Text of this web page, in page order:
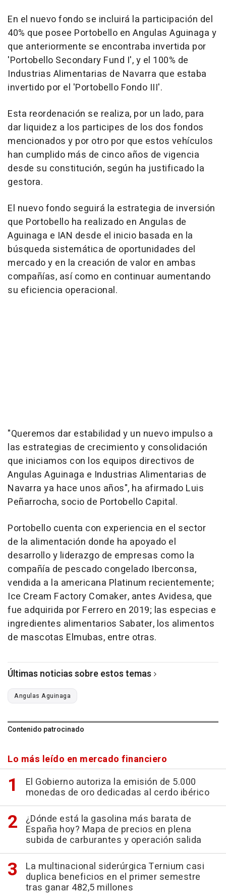
En el nuevo fondo se incluirá la participación del
40% que posee Portobello en Angulas Aguinaga y
que anteriormente se encontraba invertida por
'Portobello Secondary Fund I', y el 100% de
Industrias Alimentarias de Navarra que estaba
invertido por el 'Portobello Fondo III'.
Esta reordenación se realiza, por un lado, para
dar liquidez a los participes de los dos fondos
mencionados y por otro por que estos vehículos
han cumplido más de cinco años de vigencia
desde su constitución, según ha justificado la
gestora.
El nuevo fondo seguirá la estrategia de inversión
que Portobello ha realizado en Angulas de
Aguinaga e IAN desde el inicio basada en la
búsqueda sistemática de oportunidades del
mercado y en la creación de valor en ambas
compañías, así como en continuar aumentando
su eficiencia operacional.
"Queremos dar estabilidad y un nuevo impulso a
las estrategias de crecimiento y consolidación
que iniciamos con los equipos directivos de
Angulas Aguinaga e Industrias Alimentarias de
Navarra ya hace unos años", ha afirmado Luis
Peñarrocha, socio de Portobello Capital.
Portobello cuenta con experiencia en el sector
de la alimentación donde ha apoyado el
desarrollo y liderazgo de empresas como la
compañía de pescado congelado Iberconsa,
vendida a la americana Platinum recientemente;
Ice Cream Factory Comaker, antes Avidesa, que
fue adquirida por Ferrero en 2019; las especias e
ingredientes alimentarios Sabater, los alimentos
de mascotas Elmubas, entre otras.
Últimas noticias sobre estos temas
Angulas Aguinaga
Contenido patrocinado
Lo más leído en mercado financiero
El Gobierno autoriza la emisión de 5.000
monedas de oro dedicadas al cerdo ibérico
¿Dónde está la gasolina más barata de
España hoy? Mapa de precios en plena
subida de carburantes y operación salida
La multinacional siderúrgica Ternium casi
duplica beneficios en el primer semestre
tras ganar 482,5 millones